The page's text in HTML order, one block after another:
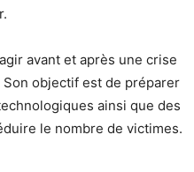
avant et après une crise
objectif est de préparer
ainsi que des
le nombre de victimes.